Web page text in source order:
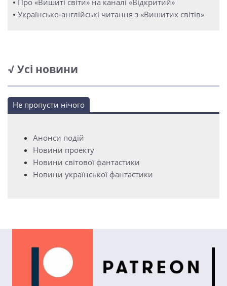
• Про «Вишиті світи» на каналі «Відкритий»
• Українсько-англійські читання з «Вишитих світів»
√ Усі новини
Не пропусти нічого
Анонси подій
Новини проекту
Новини світової фантастики
Новини української фантастики